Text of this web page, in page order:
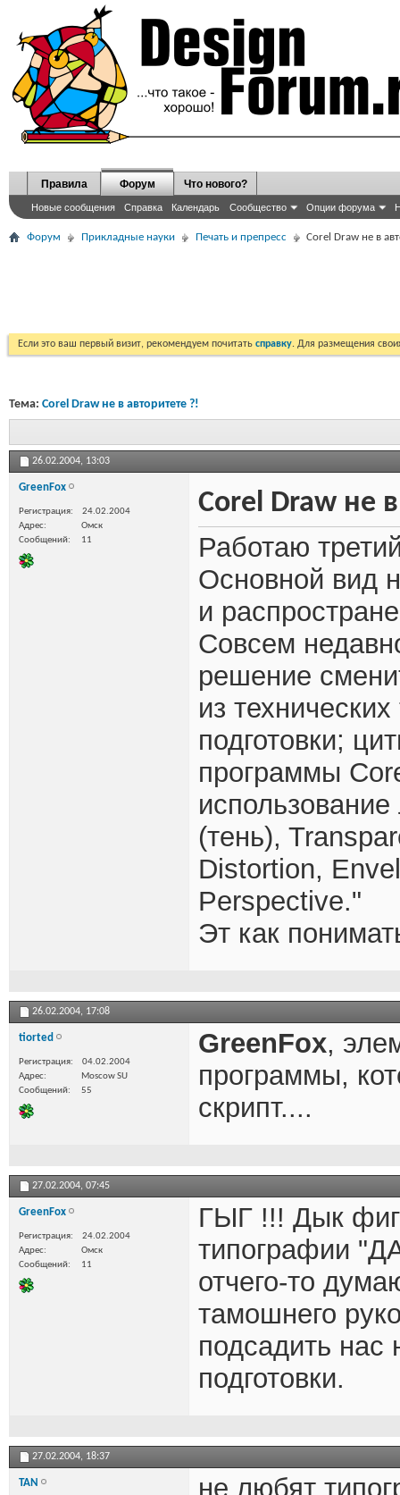
Правила Форум
Новые сообщения Справка Календарь Сообщество Опции форума
Что нового?
Форум Прикладные науки Печать и препресс Corel Draw не в
Если это ваш первый визит, рекомендуем почитать справку. Для размещения
Тема: Corel Draw не в авторитете ?!
26.02.2004, 13:03
GreenFox
Регистрация
24.02.2004
Адрес
Омск
Сообщений
11
Corel Draw не
Работаю
Основной вид
и
Совсем
решение
из
подготовки;
программы
(тень),
Distortion,
Perspective."
Эт как
26.02.2004, 17:08
tiorted
Регистрация
04.02.2004
Адрес
Moscow SU
Сообщений
55
GreenFox,
программы,
скрипт....
27.02.2004, 07:45
GreenFox
Регистрация
24.02.2004
Адрес
Омск
Сообщений
11
ГЫГ !!! Дык
типографии
отчего-то
тамошнего
подсадить нас
подготовки.
27.02.2004, 18:37
TAN
не любят